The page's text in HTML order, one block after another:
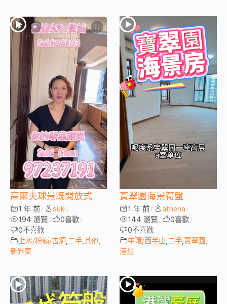
高爾夫球景既開放式
1 年 前 / suki /
194 瀏覽 / 0喜歡 /
0不喜歡
上水/粉嶺/古洞 二手 其他
新界東
寶翠園海景筍盤
1 年 前 / athena /
144 瀏覽 / 0喜歡 /
0不喜歡
中環/西半山 二手 寶翠園
港島